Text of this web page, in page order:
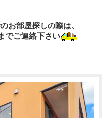
お部屋探しの際は、
でご連絡下さい